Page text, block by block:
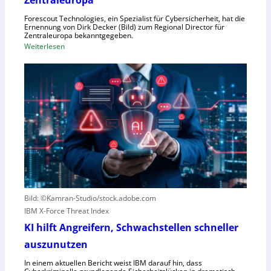
w
ü
r
e
g
e
n
S
c
h
l
e
h
l
e
Forescout Technologies, ein Spezialist für Cybersicherheit, hat die
Ernennung von Dirk Decker (Bild) zum Regional Director für
Zentraleuropa bekanntgegeben.
Weiterlesen:
r
e
s
c
o
u
t
e
n
e
n
t
R
Bild: ©Kamran-Studio/stock.adobe.com
IBM X-Force Threat Index
KI hilft Angreifern, Schwachstellen schneller
auszunutzen
In einem aktuellen Bericht weist IBM darauf hin, dass